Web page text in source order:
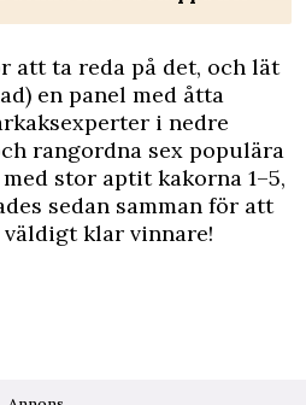
att ta reda på det, och lät
en panel med åtta
i nedre
rangordna sex populära
stor aptit kakorna 1–5,
sedan samman för att
väldigt klar vinnare!